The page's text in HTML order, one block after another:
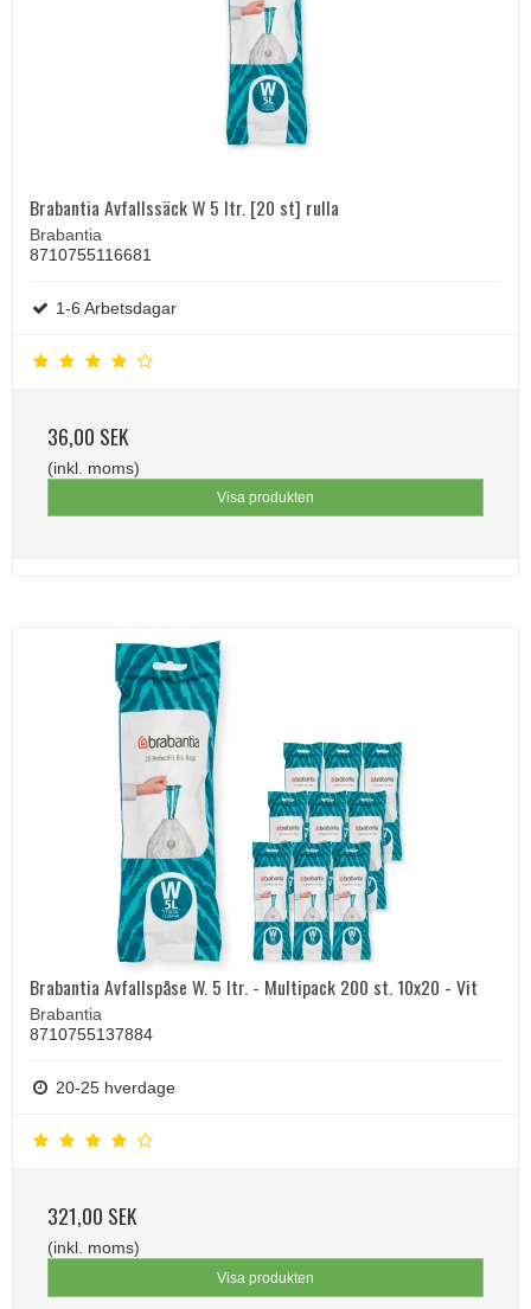
Brabantia Avfallssäck W 5 ltr. [20 st] rulla
Brabantia
8710755116681
1-6 Arbetsdagar
36,00 SEK
(inkl. moms)
Visa produkten
Brabantia Avfallspåse W. 5 ltr. - Multipack 200 st. 10x20 - Vit
Brabantia
8710755137884
20-25 hverdage
321,00 SEK
(inkl. moms)
Visa produkten